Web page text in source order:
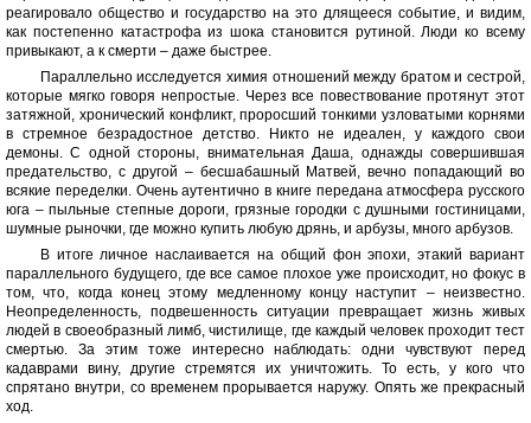
реагировало общество и государство на это длящееся событие, и видим,
как постепенно катастрофа из шока становится рутиной. Люди ко всему
привыкают, а к смерти – даже быстрее.
Параллельно исследуется химия отношений между братом и сестрой,
которые мягко говоря непростые. Через все повествование протянут этот
затяжной, хронический конфликт, проросший тонкими узловатыми корнями
в стремное безрадостное детство. Никто не идеален, у каждого свои
демоны. С одной стороны, внимательная Даша, однажды совершившая
предательство, с другой – бесшабашный Матвей, вечно попадающий во
всякие переделки. Очень аутентично в книге передана атмосфера русского
юга – пыльные степные дороги, грязные городки с душными гостиницами,
шумные рыночки, где можно купить любую дрянь, и арбузы, много арбузов.
В итоге личное наслаивается на общий фон эпохи, этакий вариант
параллельного будущего, где все самое плохое уже происходит, но фокус в
том, что, когда конец этому медленному концу наступит – неизвестно.
Неопределенность, подвешенность ситуации превращает жизнь живых
людей в своеобразный лимб, чистилище, где каждый человек проходит тест
смертью. За этим тоже интересно наблюдать: одни чувствуют перед
кадаврами вину, другие стремятся их уничтожить. То есть, у кого что
спрятано внутри, со временем прорывается наружу. Опять же прекрасный
ход.